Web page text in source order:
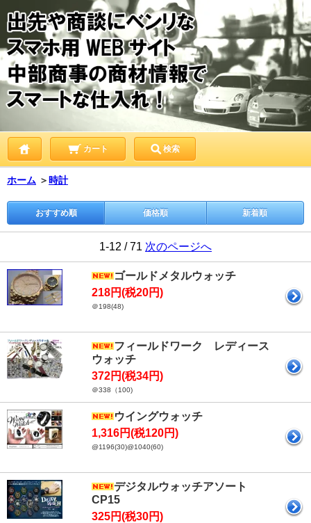
カート 検索
ホーム ＞ 時計
おすすめ順 価格順 新着順
1-12 / 71 次のページへ
ゴールドメタルウォッチ
218円(税20円)
＠198(48)
フィールドワーク レディース
ウォッチ
372円(税34円)
＠338（100)
ウイングウォッチ
1,316円(税120円)
@1196(30)@1040(60)
デジタルウォッチアソート
CP15
325円(税30円)